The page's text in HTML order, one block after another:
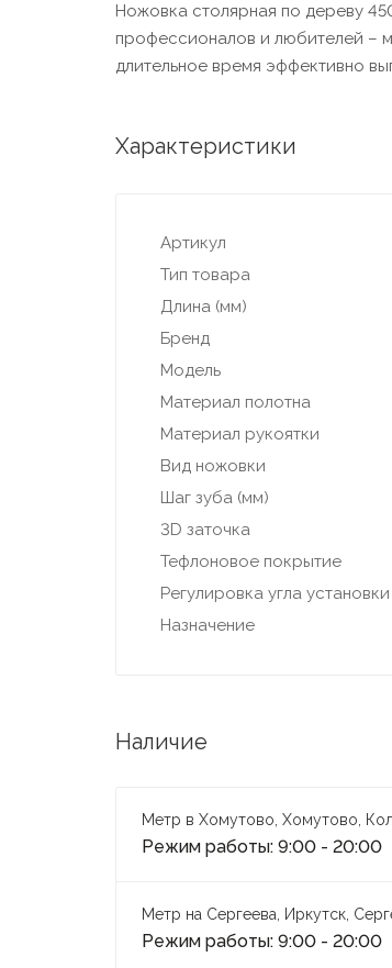
Ножовка столярная по дереву
профессионалов и любителей –
длительное время эффективно
Характеристики
Артикул
Тип товара
Длина (мм)
Бренд
Модель
Материал полотна
Материал рукоятки
Вид ножовки
Шаг зуба (мм)
3D заточка
Тефлоновое покрытие
Регулировка угла
Назначение
Наличие
Метр в Хомутово, Хомутово,
Режим работы: 9:00 - 20:00
Метр на Сергеева, Иркутск,
Режим работы: 9:00 - 20:00